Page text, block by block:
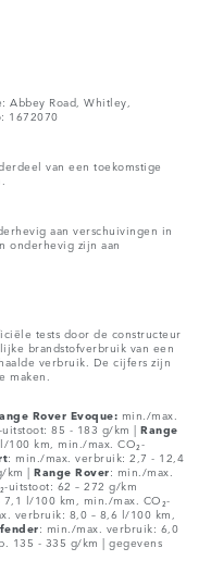
Abbey Road, Whitley,
1672070
van een toekomstige
aan verschuivingen in
onderhevig zijn aan
tests door de constructeur
brandstofverbruik van een
verbruik. De cijfers zijn
Rover Evoque: min./max.
85 - 183 g/km | Range
km, min./max. CO₂-
: min./max. verbruik: 2,7 - 12,4
km | Range Rover: min./max.
uitstoot: 62 – 272 g/km
l/100 km, min./max. CO₂-
verbruik: 8,0 – 8,6 l/100 km,
: min./max. verbruik: 6,0
135 - 335 g/km | gegevens